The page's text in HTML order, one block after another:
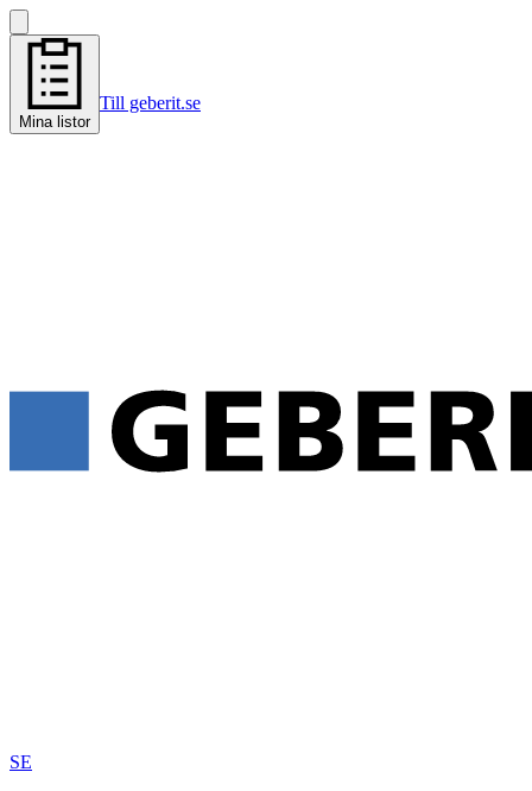
Mina listor
Till geberit.se
SE